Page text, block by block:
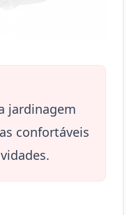
jardinagem
confortáveis